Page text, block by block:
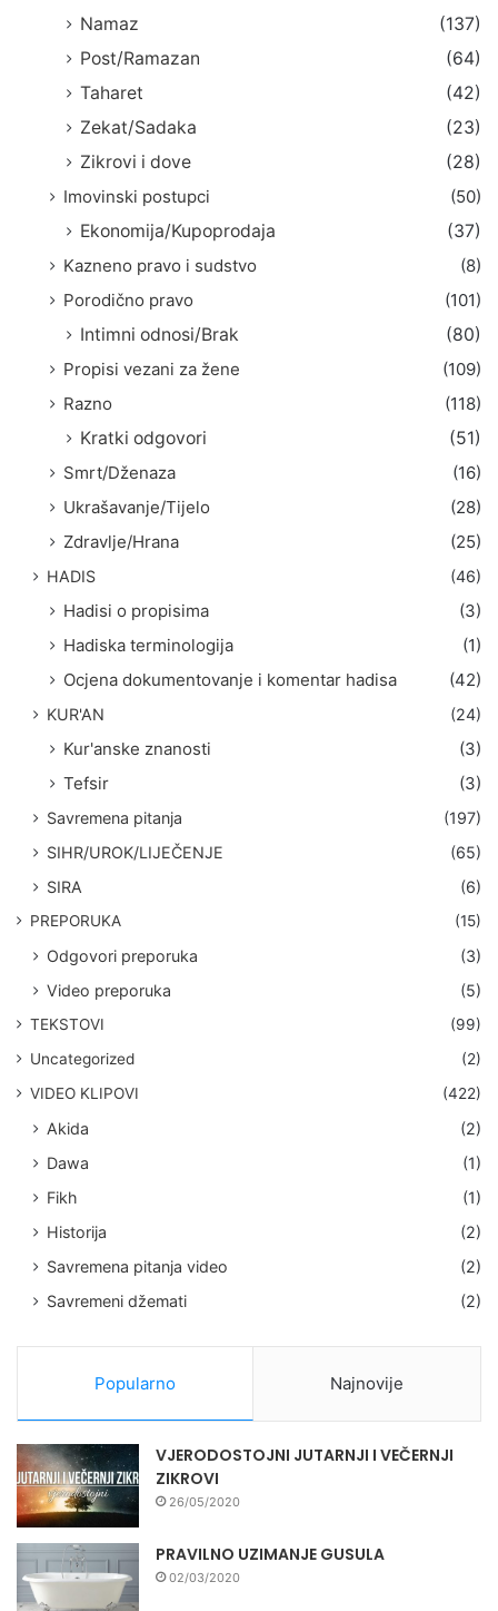
Namaz
(137)
Post/Ramazan
(64)
Taharet
(42)
Zekat/Sadaka
(23)
Zikrovi i dove
(28)
Imovinski postupci
(50)
Ekonomija/Kupoprodaja
(37)
Kazneno pravo i sudstvo
(8)
Porodično pravo
(101)
Intimni odnosi/Brak
(80)
Propisi vezani za žene
(109)
Razno
(118)
Kratki odgovori
(51)
Smrt/Dženaza
(16)
Ukrašavanje/Tijelo
(28)
Zdravlje/Hrana
(25)
HADIS (46)
Hadisi o propisima
(3)
Hadiska terminologija
(1)
Ocjena dokumentovanje i komentar hadisa
(42)
KUR'AN (24)
Kur'anske znanosti
(3)
Tefsir
(3)
Savremena pitanja
(197)
SIHR/UROK/LIJEČENJE
(65)
SIRA
(6)
PREPORUKA (15)
Odgovori preporuka
(3)
Video preporuka
(5)
TEKSTOVI
(99)
Uncategorized
(2)
VIDEO KLIPOVI
(422)
Akida
(2)
Dawa
(1)
Fikh
(1)
Historija
(2)
Savremena pitanja video
(2)
Savremeni džemati
(2)
Popularno Najnovije
VJERODOSTOJNI JUTARNJI I VEČERNJI
ZIKROVI
26/05/2020
PRAVILNO UZIMANJE GUSULA
02/03/2020